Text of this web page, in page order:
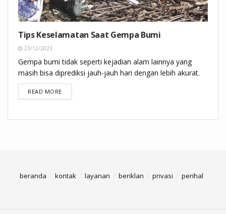
Tips Keselamatan Saat Gempa Bumi
23/12/2023
Gempa bumi tidak seperti kejadian alam lainnya yang
masih bisa diprediksi jauh-jauh hari dengan lebih akurat.
READ MOREDETAILS
beranda kontak layanan beriklan privasi perihal